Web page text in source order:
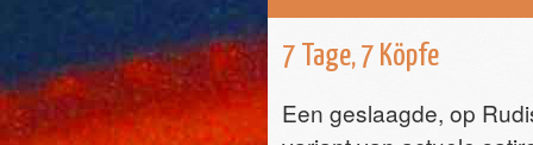
7 Tage, 7 Köpfe
Een geslaagde, op